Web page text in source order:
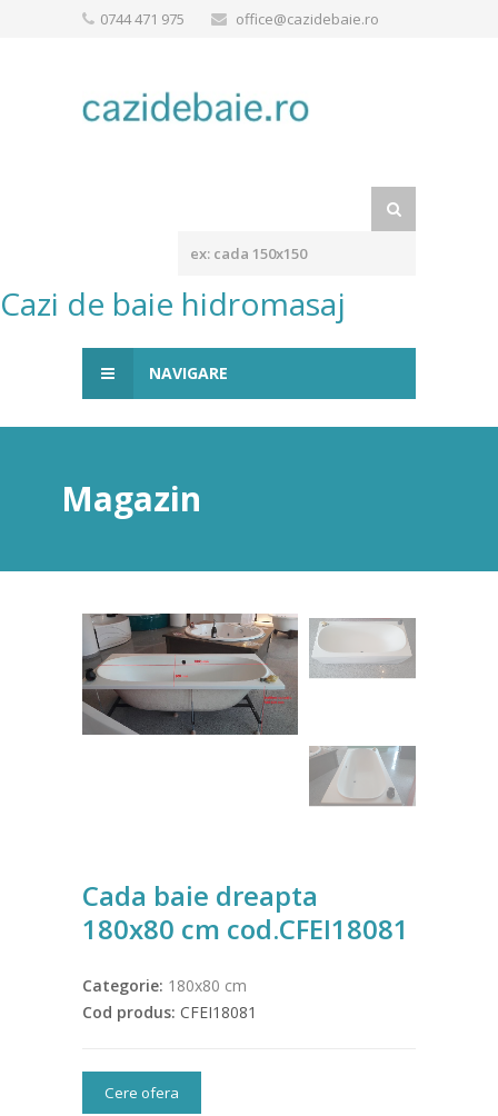
0744 471 975 office@cazidebaie.ro
Cazi de baie hidromasaj
NAVIGARE
Magazin
Cada baie dreapta
180x80 cm cod.CFEI18081
Categorie: 180x80 cm
Cod produs: CFEI18081
Cere ofera